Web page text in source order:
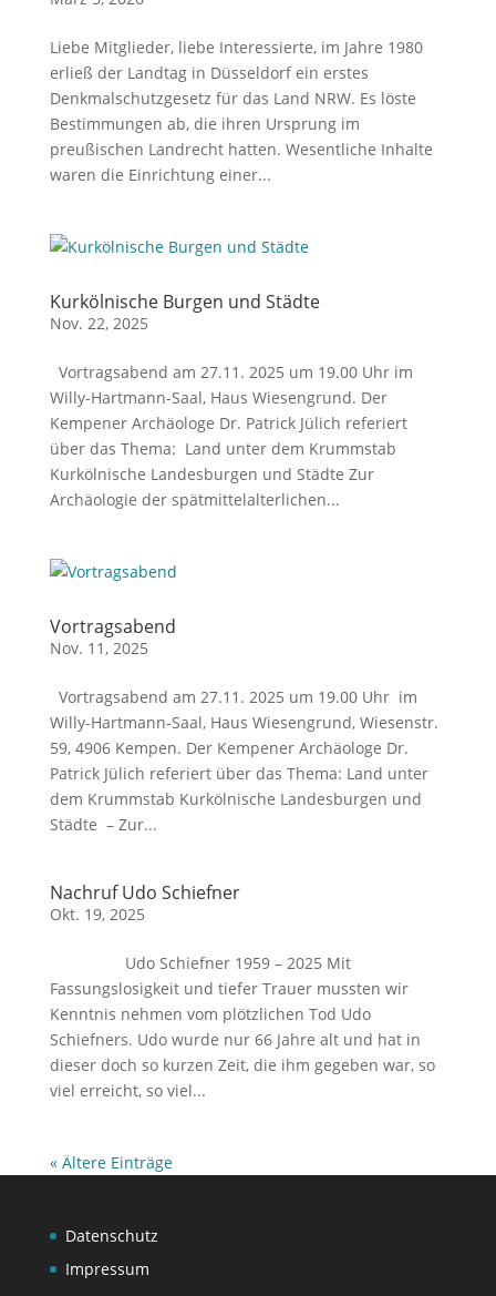
Liebe Mitglieder, liebe Interessierte, im Jahre 1980
erließ der Landtag in Düsseldorf ein erstes
Denkmalschutzgesetz für das Land NRW. Es löste
Bestimmungen ab, die ihren Ursprung im
preußischen Landrecht hatten. Wesentliche Inhalte
waren die Einrichtung einer...
Kurkölnische Burgen und Städte
Nov. 22, 2025
Vortragsabend am 27.11. 2025 um 19.00 Uhr im
Willy-Hartmann-Saal, Haus Wiesengrund. Der
Kempener Archäologe Dr. Patrick Jülich referiert
über das Thema: Land unter dem Krummstab
Kurkölnische Landesburgen und Städte Zur
Archäologie der spätmittelalterlichen...
Vortragsabend
Nov. 11, 2025
Vortragsabend am 27.11. 2025 um 19.00 Uhr im
Willy-Hartmann-Saal, Haus Wiesengrund, Wiesenstr.
59, 4906 Kempen. Der Kempener Archäologe Dr.
Patrick Jülich referiert über das Thema: Land unter
dem Krummstab Kurkölnische Landesburgen und
Städte – Zur...
Nachruf Udo Schiefner
Okt. 19, 2025
Udo Schiefner 1959 – 2025 Mit
Fassungslosigkeit und tiefer Trauer mussten wir
Kenntnis nehmen vom plötzlichen Tod Udo
Schiefners. Udo wurde nur 66 Jahre alt und hat in
dieser doch so kurzen Zeit, die ihm gegeben war, so
viel erreicht, so viel...
« Ältere Einträge
Datenschutz
Impressum